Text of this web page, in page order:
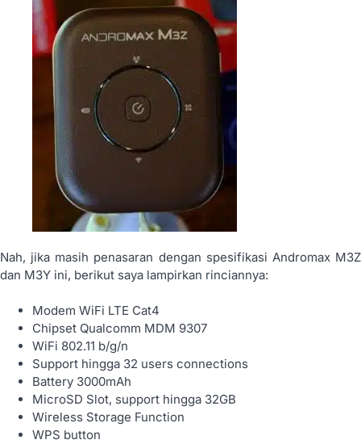
Nah, jika masih penasaran dengan spesifikasi Andromax M3Z
dan M3Y ini, berikut saya lampirkan rinciannya:
Modem WiFi LTE Cat4
Chipset Qualcomm MDM 9307
WiFi 802.11 b/g/n
Support hingga 32 users connections
Battery 3000mAh
MicroSD Slot, support hingga 32GB
Wireless Storage Function
WPS button